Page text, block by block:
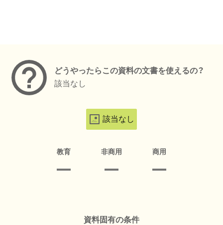
どうやったらこの資料の文書を使えるの？
該当なし
該当なし
教育 非商用 商用
資料固有の条件